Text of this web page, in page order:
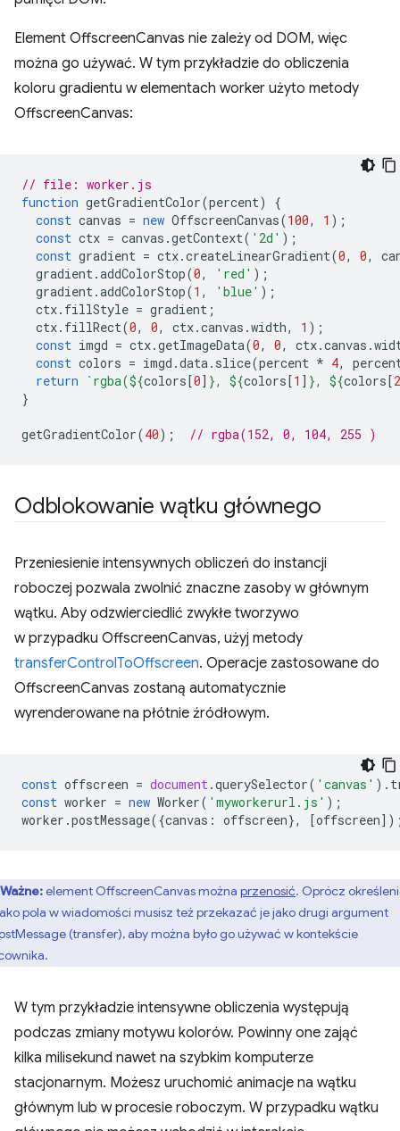
Element OffscreenCanvas nie zależy od DOM, więc
można go używać. W tym przykładzie do obliczenia
koloru gradientu w elementach worker użyto metody
OffscreenCanvas:
// file: worker.js
function getGradientColor(percent)
{
const canvas = new OffscreenCanvas(100, 1 );
const ctx = canvas .getContext( '2d' );
const gradient = ctx.createLinearGradient(0, 0,
gradient.addColorStop(0, 'red' );
gradient.addColorStop(1 , 'blue' );
ctx. fillStyle = gradient ;
ctx. fillRect(0, 0, ctx.canvas .width, 1 );
const imgd = ctx.getImageData(0, 0, ctx.canvas .
const colors = imgd .data. slice(percent * 4,
return
`rgba(${colors[0] }, ${colors[1 ] }, ${colors[2
}
getGradientColor(40); // rgba(152, 0, 104, 255 )
Odblokowanie wątku głównego
Przeniesienie intensywnych obliczeń do instancji
roboczej pozwala zwolnić znaczne zasoby w głównym
wątku. Aby odzwierciedlić zwykłe tworzywo
w przypadku OffscreenCanvas, użyj metody
transferControlToOffscreen. Operacje zastosowane do
OffscreenCanvas zostaną automatycznie
wyrenderowane na płótnie źródłowym.
const offscreen = document.querySelector( 'canvas' ).
const worker = new Worker( 'myworkerurl.js' );
worker .postMessage({canvas : offscreen}, [offscreen
Ważne:element OffscreenCanvas można przenosić. Oprócz
pola w wiadomości musisz też przekazać je jako drugi argument
(transfer), aby można było go używać w kontekście
W tym przykładzie intensywne obliczenia występują
podczas zmiany motywu kolorów. Powinny one zająć
kilka milisekund nawet na szybkim komputerze
stacjonarnym. Możesz uruchomić animacje na wątku
głównym lub w procesie roboczym. W przypadku wątku